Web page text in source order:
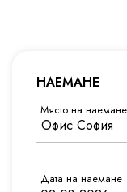
НАЕМАНЕ
Място на наемане
Дата на наемане